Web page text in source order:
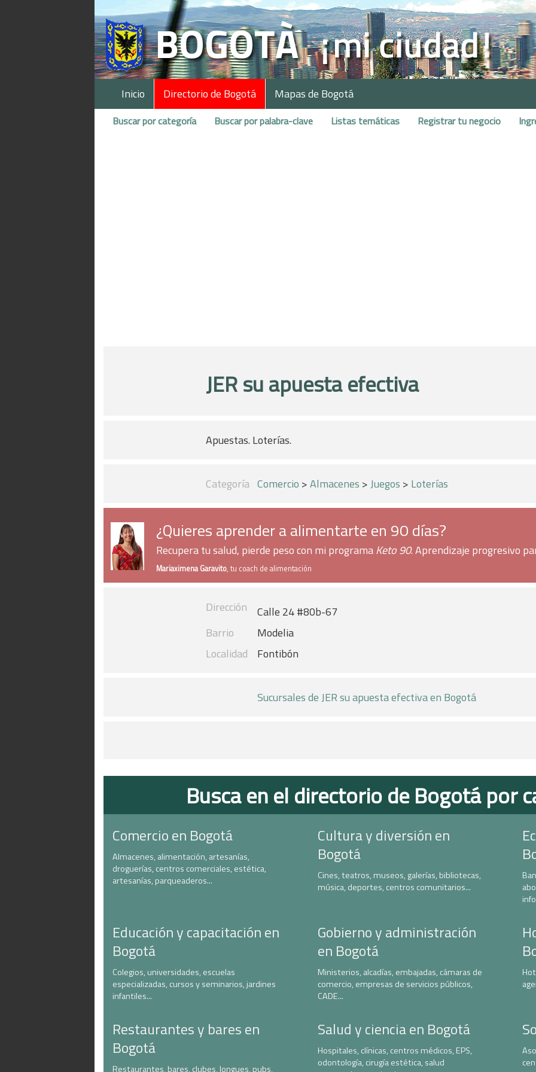
Inicio Directorio de Bogotá Mapas de Bogotá
Buscar por categoría Buscar por palabra-clave Listas temáticas Registrar tu negocio
JER su apuesta efectiva
Apuestas. Loterías.
Categoría Comercio >Almacenes >Juegos > Loterías
¿Quieres aprender a alimentarte en 90 días?
Recupera tu salud, pierde peso con mi programaKeto 90. Aprendizaje progresivo
Mariaximena Garavito, tu coach de alimentación
Dirección
Calle 24 #80b-67
Barrio
Modelia
Localidad
Fontibón
Sucursales de JER su apuesta efectiva en Bogotá
Busca en el directorio de Bogotá por
Comercio en Bogotá
Almacenes, alimentación, artesanías,
droguerías, centros comerciales, estética,
artesanías, parqueaderos...
Cultura y diversión en
Bogotá
Cines, teatros, museos, galerías, bibliotecas,
música, deportes, centros comunitarios...
Educación y capacitación en
Bogotá
Colegios, universidades, escuelas
especializadas, cursos y seminarios, jardines
infantiles...
Gobierno y administración
en Bogotá
Ministerios, alcadías, embajadas, cámaras de
comercio, empresas de servicios públicos,
CADE...
Restaurantes y bares en
Bogotá
Restaurantes, bares, clubes, longues, pubs,
Salud y ciencia en Bogotá
Hospitales, clínicas, centros médicos, EPS,
odontología, cirugía estética, salud